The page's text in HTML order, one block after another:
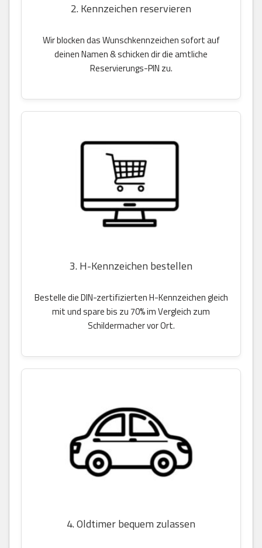
2. Kennzeichen reservieren
Wir blocken das Wunschkennzeichen sofort auf
deinen Namen & schicken dir die amtliche
Reservierungs-PIN zu.
3. H-Kennzeichen bestellen
Bestelle die DIN-zertifizierten H-Kennzeichen gleich
mit und spare bis zu 70% im Vergleich zum
Schildermacher vor Ort.
4. Oldtimer bequem zulassen